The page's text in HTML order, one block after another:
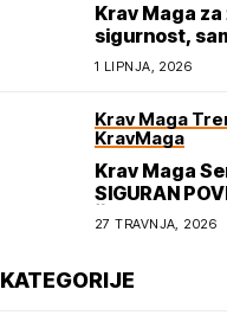
Krav Maga za
sigurnost,
osnaživanje
1 LIPNJA, 2026
Krav Maga
KravMaga
Krav Maga
SIGURAN
ŠKOLE
27 TRAVNJA, 2026
KATEGORIJE